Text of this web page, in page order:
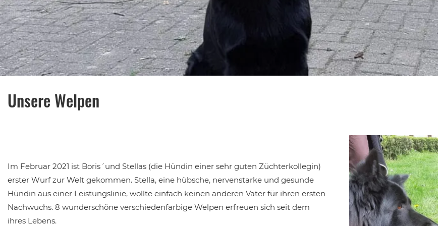
Unsere Welpen
Im Februar 2021 ist Boris´und Stellas (die Hündin einer sehr guten Züchterkollegin)
erster Wurf zur Welt gekommen. Stella, eine hübsche, nervenstarke und gesunde
Hündin aus einer Leistungslinie, wollte einfach keinen anderen Vater für ihren ersten
Nachwuchs. 8 wunderschöne verschiedenfarbige Welpen erfreuen sich seit dem
ihres Lebens.